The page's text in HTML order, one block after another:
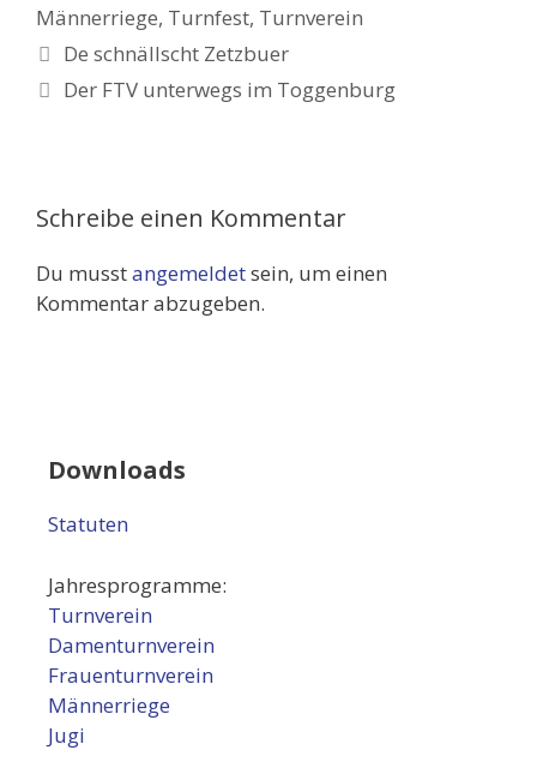
Männerriege, Turnfest, Turnverein
Beitrags-
Navigation
De schnällscht Zetzbuer
Der FTV unterwegs im Toggenburg
Schreibe einen Kommentar
Du musstangemeldetsein, um einen
Kommentar abzugeben.
Downloads
Statuten
Jahresprogramme:
Turnverein
Damenturnverein
Frauenturnverein
Männerriege
Jugi